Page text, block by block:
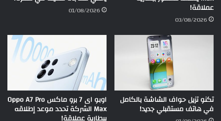
عملاقة!
03/08/2026
01/08/2026
تكنو تزيل حواف الشاشة بالكامل
في هاتف مستقبلي جديد!
اوبو اى 7 برو ماكس Oppo A7 Pro
Max الشركة تحدد موعد إطلاقه